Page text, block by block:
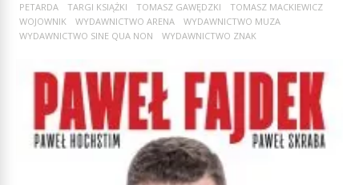
PETARDA
TARGI KSIĄŻKI TOMASZ GAWĘDZKI
TOMASZ MACKIEWICZ
WOJOWNIK
WYDAWNICTWO ARENA
WYDAWNICTWO MUZA
WYDAWNICTWO SINE QUA NON
WYDAWNICTWO ZNAK